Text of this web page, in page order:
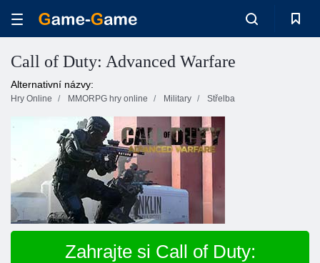
Call of Duty: Advanced Warfare
Alternativní názvy:
Hry Online MMORPG hry online Military Střelba
Zahrajte si Call of Duty: